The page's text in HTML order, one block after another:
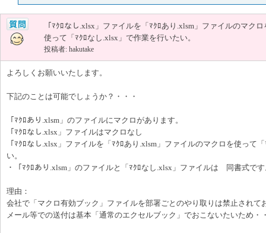
「ﾏｸﾛなし.xlsx」ファイルを「ﾏｸﾛあり.xlsm」ファイルのマクロ
使って「ﾏｸﾛなし.xlsx」で作業を行いたい。
投稿者: hakutake
よろしくお願いいたします。
下記のことは可能でしょうか？・・・
「ﾏｸﾛあり.xlsm」のファイルにマクロがあります。
「ﾏｸﾛなし.xlsx」ファイルはマクロなし
「ﾏｸﾛなし.xlsx」ファイルを「ﾏｸﾛあり.xlsm」ファイルのマクロを使って
い。
・「ﾏｸﾛあり.xlsm」のファイルと「ﾏｸﾛなし.xlsx」ファイルは 同書式で
理由：
会社で「マクロ有効ブック」ファイルを部署ごとのやり取りは禁止されて
メール等での送付は基本「通常のエクセルブック」でおこないたいため・